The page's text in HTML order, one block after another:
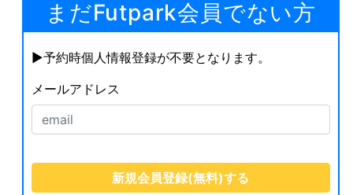
まだFutpark会員でない方
▶︎予約時個人情報登録が不要となります。
メールアドレス